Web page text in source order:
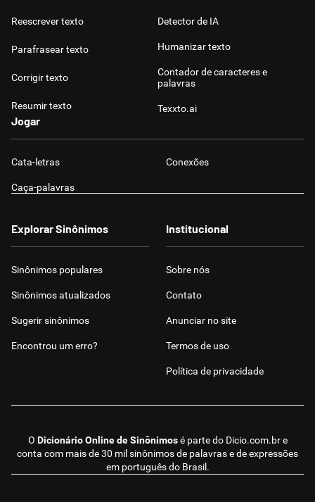
Reescrever texto
Parafrasear texto
Corrigir texto
Resumir texto
Detector de IA
Humanizar texto
Contador de caracteres e
palavras
Texxto.ai
Jogar
Cata-letras Conexões
Caça-palavras
O Dicionário Online de Sinônimosé parte do Dicio.com.bre
conta com mais de 30 mil sinônimos de palavras e de expressões
em português do Brasil.
Explorar Sinônimos
Sinônimos populares
Sinônimos atualizados
Sugerir sinônimos
Encontrou um erro?
Institucional
Sobre nós
Contato
Anunciar no site
Termos de uso
Política de privacidade